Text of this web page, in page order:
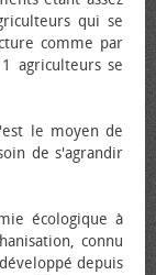
qui se
comme par
agriculteurs se
le moyen de
de s'agrandir
écologique à
connu
depuis